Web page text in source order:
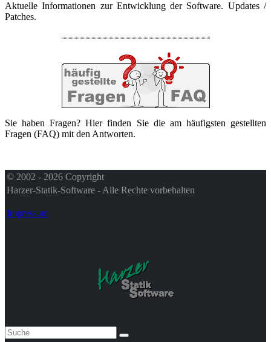
Aktuelle Informationen zur Entwicklung der Software. Updates /
Patches.
Sie haben Fragen? Hier finden Sie die am häufigsten gestellten
Fragen (FAQ) mit den Antworten.
© 2002 - 2026 Copyright
Harzer-Statik-Software - Alle Rechte vorbehalten
Impressum